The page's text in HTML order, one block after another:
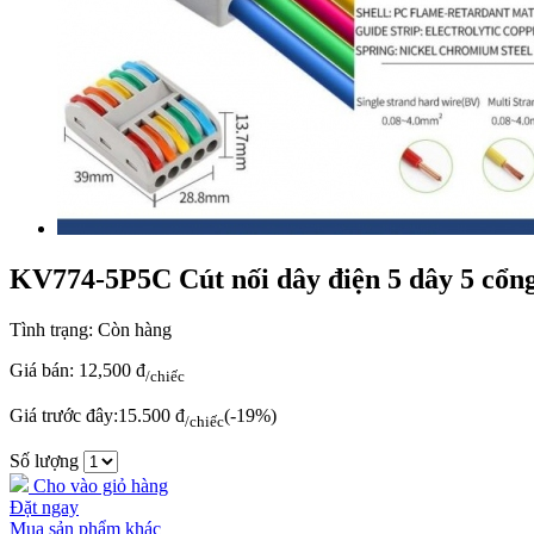
KV774-5P5C Cút nối dây điện 5 dây 5
Tình trạng: Còn hàng
Giá bán: 12,500 đ/chiếc
Giá trước đây:15.500 đ/chiếc(-19%)
Số lượng
Cho vào giỏ hàng
Đặt ngay
Mua sản phẩm khác